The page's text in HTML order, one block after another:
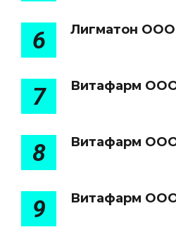
6 Лигматон ООО
7 Витафарм ООО
8 Витафарм
9 Витафарм